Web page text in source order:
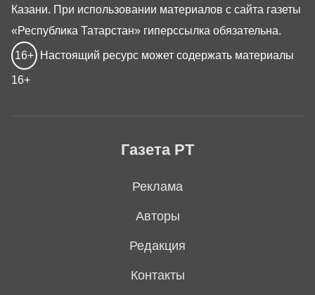
Газета РТ
Реклама
Авторы
Редакция
Контакты
Казани. При использовании материалов с сайта газеты
«Республика Татарстан» гиперссылка обязательна.
16+ Настоящий ресурс может содержать материалы
16+